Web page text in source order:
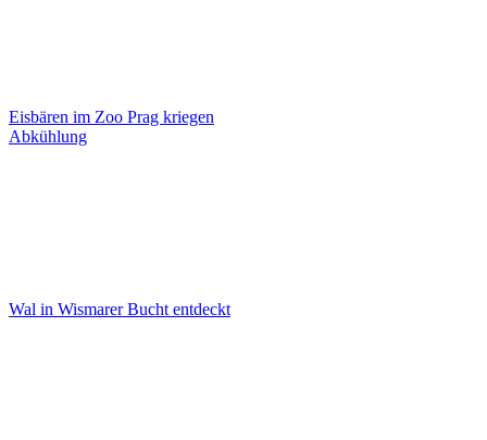
Eisbären im Zoo Prag kriegen
Abkühlung
Wal in Wismarer Bucht entdeckt